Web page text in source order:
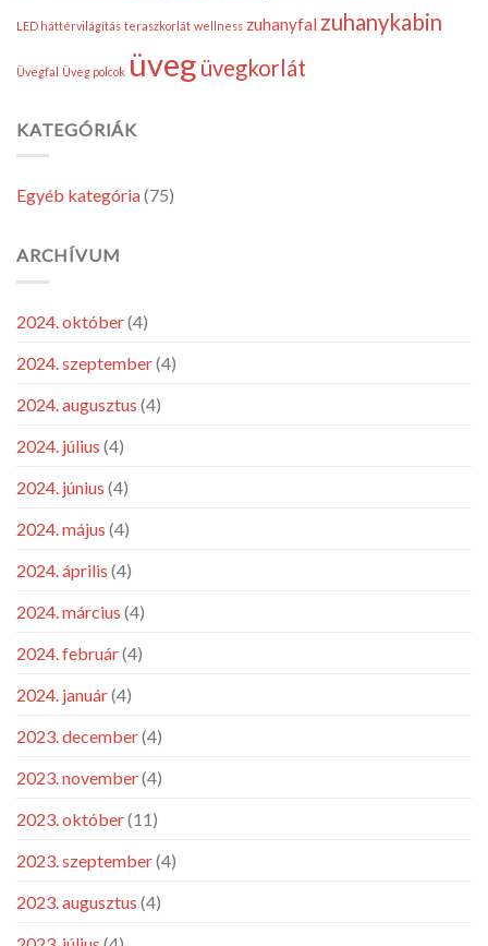
LED háttérvilágítás teraszkorlát wellness zuhanyfal zuhanykabin
Üvegfal Üveg polcok üveg üvegkorlát
KATEGÓRIÁK
Egyéb kategória(75)
ARCHÍVUM
2024. október(4)
2024. szeptember(4)
2024. augusztus (4)
2024. július (4)
2024. június (4)
2024. május (4)
2024. április (4)
2024. március (4)
2024. február(4)
2024. január(4)
2023. december(4)
2023. november(4)
2023. október(11)
2023. szeptember(4)
2023. augusztus (4)